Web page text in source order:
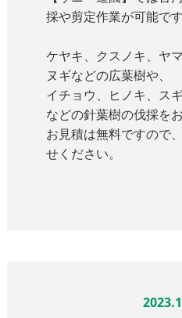
採や剪定作業が可能です
ケヤキ、クスノキ、ヤ
ヌギなどの広葉樹や、
イチョウ、ヒノキ、ス
などの針葉樹の伐採を
お見積は無料ですので
せください。